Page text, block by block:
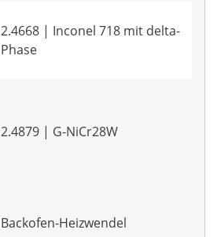
2.4668 | Inconel 718 mit delta-
Phase
2.4879 | G-NiCr28W
Backofen-Heizwendel